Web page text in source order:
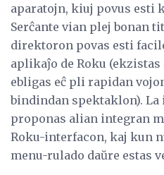
aparatojn, kiuj povus esti
Serĉante vian plej bonan
direktoron povas esti
aplikaĵo de Roku (ekzistas
ebligas eĉ pli rapidan
bindindan spektaklon).
proponas alian integran
Roku-interfacon, kaj kun
menu-rulado daŭre estas